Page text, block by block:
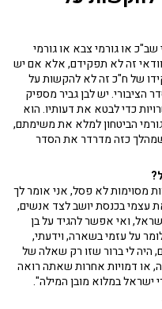
או גורמי צבא או גורמי
זה לא תפקידם, אלא אם יש
של ח"כ זה לא להקשות על
יש לבן גביר מספיק
כדי לבטא את דעותיו. הוא
הביטחון למלא את משימתם,
כזה מדרדר את הסדר
מסוימות לא פסל, אני אומר לך
עצמי בכנסת יושב לצד אנשים,
ואי אפשר להגיד על בן
על עזמי בשארה, וידעתי,
היה לי ברור שזו רק שאלה של
או דמויות אחרות שאתה רואה
במלוא מובן המילה".